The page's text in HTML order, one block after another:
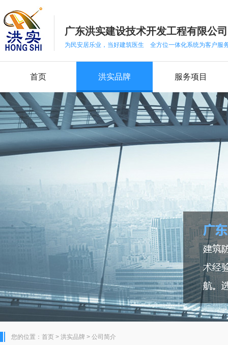
广东洪实建设技术开发工程有限公司
为民安居乐业，当好建筑医生 全方位一体化系统为客户服
首页 洪实品牌 服务项目
您的位置： 首页 > 洪实品牌 > 公司简介